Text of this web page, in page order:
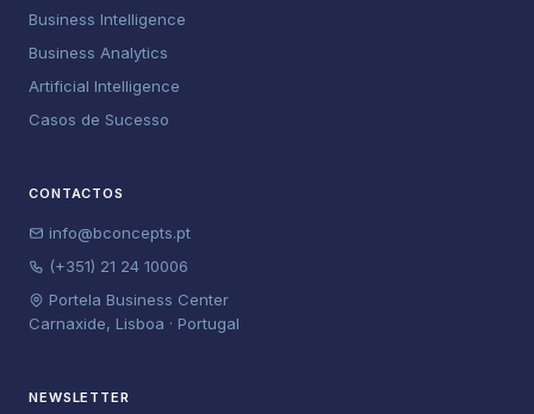
Business Intelligence
Business Analytics
Artificial Intelligence
Casos de Sucesso
CONTACTOS
info@bconcepts.pt
(+351) 21 24 10006
Portela Business Center
Carnaxide, Lisboa · Portugal
NEWSLETTER